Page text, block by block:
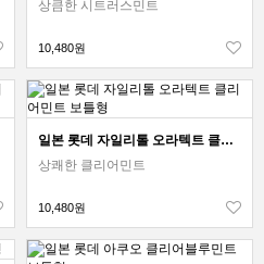
상큼한 시트러스민트
10,480원
일본 롯데 자일리톨 오라텍트 클리어민트 보틀형
상쾌한 클리어민트
10,480원